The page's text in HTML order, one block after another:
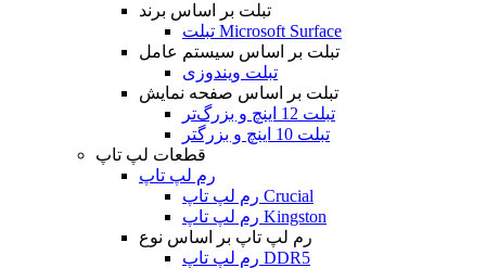
تبلت بر اساس برند
تبلت Microsoft Surface
تبلت بر اساس سیستم عامل
تبلت ویندوزی
تبلت بر اساس صفحه نمایش
تبلت 12 اینچ و بزرگ‌تر
تبلت 10 اینچ و بزرگتر
قطعات لپ تاپ
رم لپ تاپ
رم لپ تاپ Crucial
رم لپ تاپ Kingston
رم لپ تاپ بر اساس نوع
رم لپ تاپ DDR5